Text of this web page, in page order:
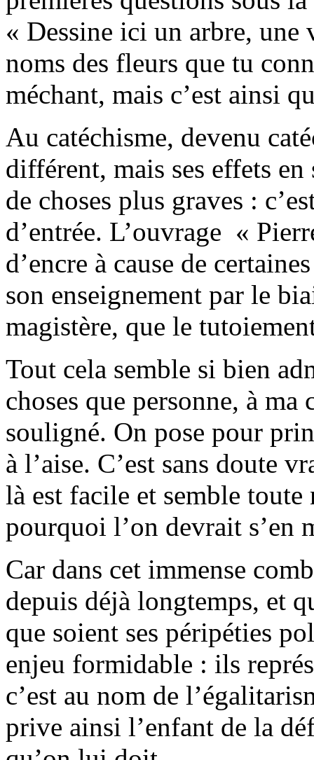
« Dessine ici un arbre,
noms des fleurs que tu
méchant, mais c’est ainsi
Au catéchisme, devenu
différent, mais ses effets
de choses plus graves :
d’entrée. L’ouvrage «
d’encre à cause de
son enseignement par le
magistère, que le
Tout cela semble si bien
choses que personne, à ma
souligné. On pose pour
à l’aise. C’est sans doute
là est facile et semble toute
pourquoi l’on devrait
Car dans cet immense
depuis déjà longtemps, et
que soient ses péripéties
enjeu formidable : ils
c’est au nom de
prive ainsi l’enfant de la